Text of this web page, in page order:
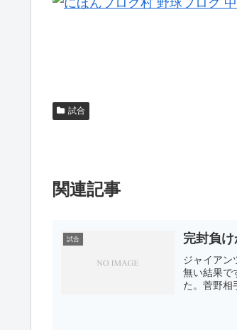
試合
関連記事
試合 完封負
ジャイアン
無い結果で
た。菅野相